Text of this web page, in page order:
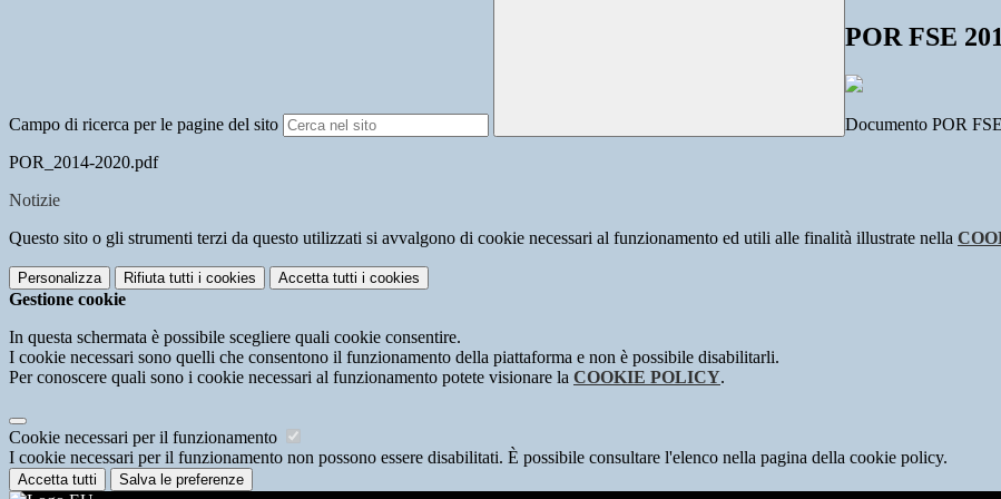
Campo di ricerca per le pagine del sito
POR FSE
Documento POR
POR_2014-2020.pdf
Notizie
Questo sito o gli strumenti terzi da questo utilizzati si avvalgono di cookie necessari al funzionamento ed utili alle finalità illustrate nella
Personalizza Rifiuta tutti i cookies Accetta tutti i cookies
Gestione cookie
In questa schermata è possibile scegliere quali cookie consentire.
I cookie necessari sono quelli che consentono il funzionamento della piattaforma e non è possibile disabilitarli.
Per conoscere quali sono i cookie necessari al funzionamento potete visionare la COOKIE POLICY.
Cookie necessari per il funzionamento
I cookie necessari per il funzionamento non possono essere disabilitati. È possibile consultare l'elenco nella pagina della cookie policy.
Accetta tutti Salva le preferenze